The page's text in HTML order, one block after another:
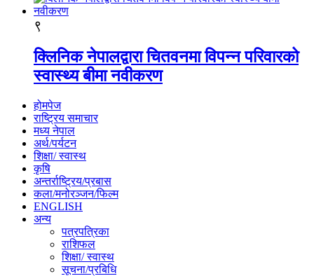
९
क्लिनिक नेपालद्वारा चितवनमा विपन्न परिवारको
स्वास्थ्य बीमा नवीकरण
होमपेज
राष्ट्रिय समाचार
मध्य नेपाल
अर्थ/पर्यटन
शिक्षा/ स्वास्थ
कृषि
अन्तर्राष्ट्रिय/प्रबास
कला/मनोरञ्जन/फिल्म
ENGLISH
अन्य
पत्रपत्रिका
राशिफल
शिक्षा/ स्वास्थ
सूचना/प्रबिधि